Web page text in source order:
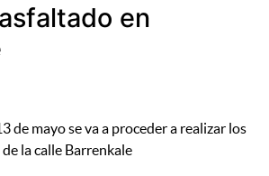
en
de mayo se va a proceder a realizar los
la calle Barrenkale